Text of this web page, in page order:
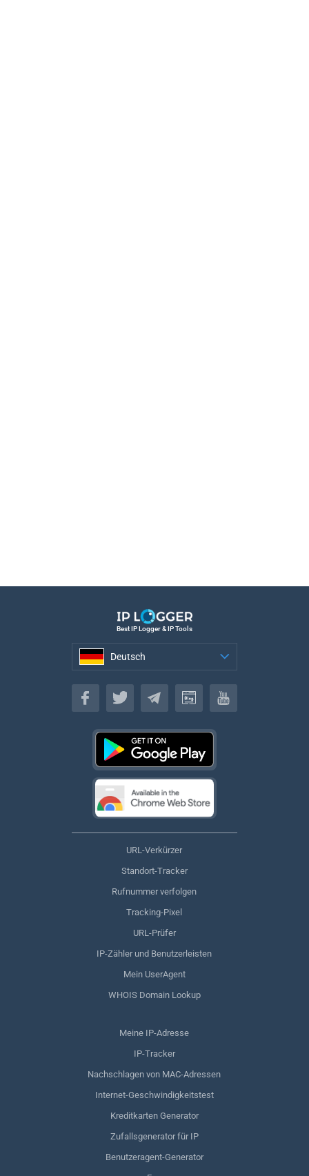
Best IP Logger & IP Tools
Deutsch
Deutsch
URL-Verkürzer
Standort-Tracker
Rufnummer verfolgen
Tracking-Pixel
URL-Prüfer
IP-Zähler und Benutzerleisten
Mein UserAgent
WHOIS Domain Lookup
Meine IP-Adresse
IP-Tracker
Nachschlagen von MAC-Adressen
Internet-Geschwindigkeitstest
Kreditkarten Generator
Zufallsgenerator für IP
Benutzeragent-Generator